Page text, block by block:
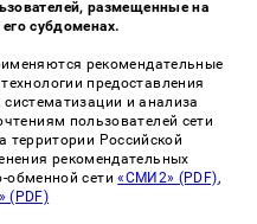
размещенные на
субдоменах.
рекомендательные
предоставления
и анализа
пользователей сети
территории Российской
рекомендательных
обменной сети«СМИ2» (PDF),
(PDF)